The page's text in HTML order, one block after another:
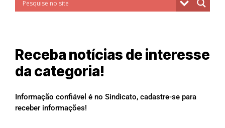
Receba notícias de interesse
da categoria!
Informação confiável é no Sindicato, cadastre-se para
receber informações!